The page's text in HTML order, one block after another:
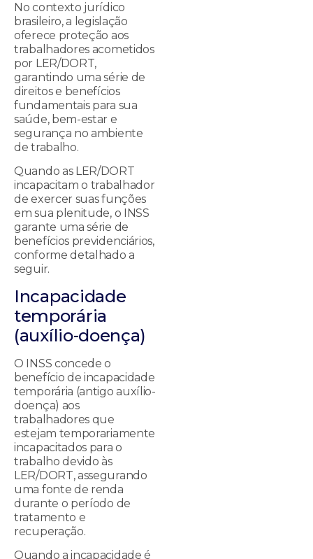
No contexto jurídico
brasileiro, a legislação
oferece proteção aos
trabalhadores acometidos
por LER/DORT,
garantindo uma série de
direitos e benefícios
fundamentais para sua
saúde, bem-estar e
segurança no ambiente
de trabalho.
Quando as LER/DORT
incapacitam o trabalhador
de exercer suas funções
em sua plenitude, o INSS
garante uma série de
benefícios previdenciários,
conforme detalhado a
seguir.
Incapacidade
temporária
(auxílio-doença)
O INSS concede o
benefício de incapacidade
temporária (antigo auxílio-
doença) aos
trabalhadores que
estejam temporariamente
incapacitados para o
trabalho devido às
LER/DORT, assegurando
uma fonte de renda
durante o período de
tratamento e
recuperação.
Quando a incapacidade é